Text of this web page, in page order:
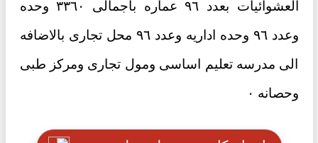
العشوائيات بعدد ٩٦ عماره باجمالى ٣٣٦٠ وحده
وعدد ٩٦ وحده اداريه وعدد ٩٦ محل تجارى بالاضافه
الى مدرسه تعليم اساسى ومول تجارى ومركز طبى
وحصانه ٠